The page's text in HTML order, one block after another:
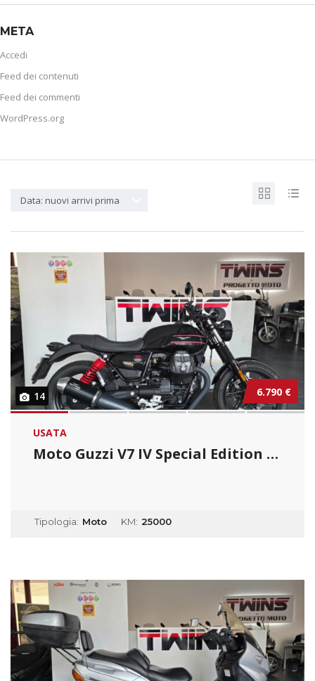
META
Accedi
Feed dei contenuti
Feed dei commenti
WordPress.org
Data: nuovi arrivi prima
14 6.790 €
USATA
Moto Guzzi V7 IV Special Edition _ Usato Per...
Tipologia: Moto KM: 25000